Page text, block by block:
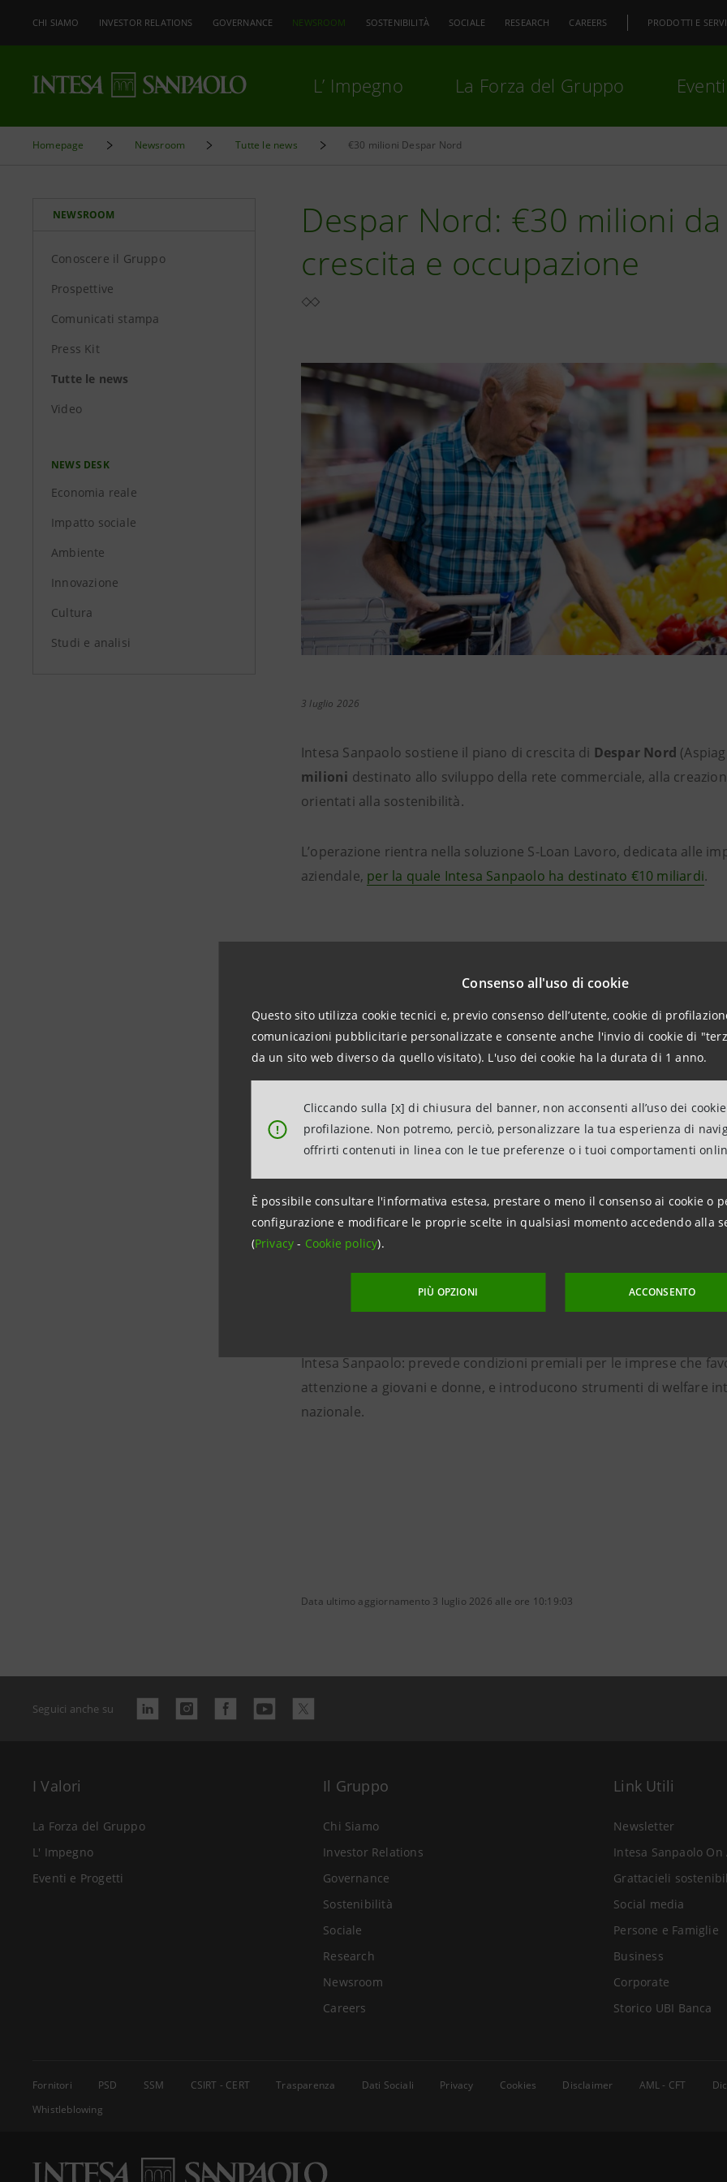
Consenso all'uso di cookie
Questo sito utilizza cookie tecnici e, previo consenso dell’utente, cookie di
comunicazioni pubblicitarie personalizzate e consente anche l'invio di cookie di
da un sito web diverso da quello visitato). L'uso dei cookie ha la durata di 1 anno.
!
Cliccando sulla [x] di chiusura del banner, non acconsenti all’uso dei
profilazione. Non potremo, perciò, personalizzare la tua esperienza di
offrirti contenuti in linea con le tue preferenze o i tuoi comportamenti
È possibile consultare l'informativa estesa, prestare o meno il consenso ai cookie o
configurazione e modificare le proprie scelte in qualsiasi momento accedendo alla
(Privacy- Cookie policy).
PIÙ OPZIONI ACCONSENTO
CHI SIAMO INVESTOR RELATIONS GOVERNANCE NEWSROOM SOSTENIBILITÀ SOCIALE RESEARCH CAREERS PRODOTTI E
L’ Impegno La Forza del Gruppo
Homepage Newsroom Tutte le news €30 milioni Despar Nord
NEWSROOM
Conoscere il Gruppo
Prospettive
Comunicati stampa
Press Kit
Tutte le news
Video
NEWS DESK
Economia reale
Impatto sociale
Ambiente
Innovazione
Cultura
Studi e analisi
Despar Nord: €30 milioni
crescita e occupazione
3 luglio 2026
Intesa Sanpaolo sostiene il piano di crescita di Despar Nord
milioni destinato allo sviluppo della rete commerciale, alla
orientati alla sostenibilità.
L’operazione rientra nella soluzione S-Loan Lavoro, dedicata alle
aziendale, per la quale Intesa Sanpaolo ha destinato €10 miliardi.
Supporto allo sviluppo della rete e a
Il piano industriale di Despar Nord prevede nuove aperture e la
interventi focalizzati su efficienza energetica, sostenibilità
L’obiettivo è rafforzare la qualità del servizio, aumentare gli
duratura nei territori di riferimento.
Accanto agli investimenti infrastrutturali, Despar Nord continua a
assunzioni, sviluppo delle competenze e iniziative orientate
Intesa Sanpaolo supporta gli investimenti
“S-Loan Soluzione Lavoro” è un innovativa misura di
Intesa Sanpaolo: prevede condizioni premiali per le imprese che
attenzione a giovani e donne, e introducono strumenti di welfare
nazionale.
Data ultimo aggiornamento 3 luglio 2026 alle ore 10:19:03
Seguici anche su
I Valori
La Forza del Gruppo
L' Impegno
Eventi e Progetti
Il Gruppo
Chi Siamo
Investor Relations
Governance
Sostenibilità
Sociale
Research
Newsroom
Careers
Link Utili
Newsletter
Intesa Sanpaolo On
Grattacieli
Social media
Persone e Famiglie
Business
Corporate
Storico UBI Banca
Fornitori PSD SSM CSIRT - CERT Trasparenza Dati Sociali Privacy Cookies Disclaimer AML - CFT
Whistleblowing